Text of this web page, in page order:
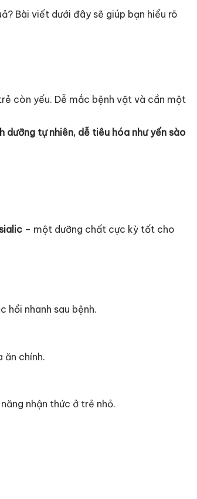
Bài viết dưới đây sẽ giúp bạn hiểu rõ
còn yếu. Dễ mắc bệnh vặt và cần một
dưỡng tự nhiên, dễ tiêu hóa như yến sào
– một dưỡng chất cực kỳ tốt cho
hồi nhanh sau bệnh.
ăn chính.
nhận thức ở trẻ nhỏ.